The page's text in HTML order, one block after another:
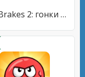
Faily Brakes 2: гонки и тачки